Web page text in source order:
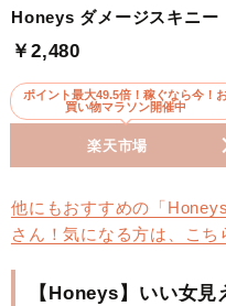
Honeys ダメージスキニー
￥2,480
ポイント最大49.5倍！稼ぐなら今！
買い物マラソン開催中
楽天市場
他にもおすすめの「
さん！気になる方は、こち
【Honeys】いい女